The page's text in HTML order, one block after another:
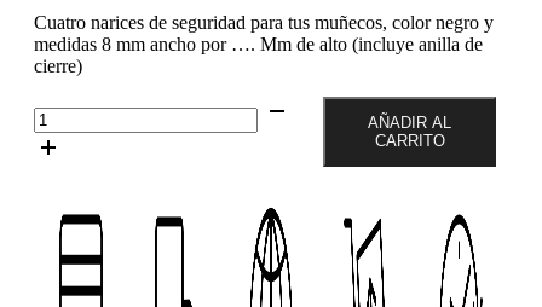
Cuatro narices de seguridad para tus muñecos, color negro y
medidas 8 mm ancho por …. Mm de alto (incluye anilla de
cierre)
4
Narices
de
Negro
cantidad
AÑADIR AL
CARRITO